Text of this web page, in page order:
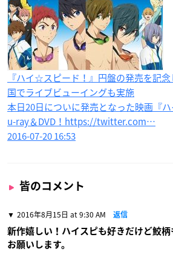
『ハイ☆スピード！』円盤の発売を記
国でライブビューイングも実施
本日20日についに発売となった映画『
u-ray＆DVD！https://twitter.com…
2016-07-20 16:53
皆のコメント
2016年8月15日 at 9:30 AM 返信
新作嬉しい！ハイスピも好きだけど鮫柄
お願いします。